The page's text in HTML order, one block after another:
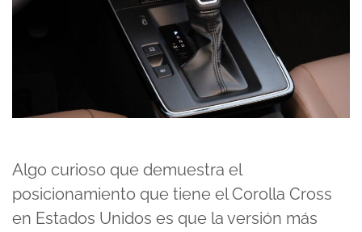
Algo curioso que demuestra el
posicionamiento que tiene el Corolla Cross
en Estados Unidos es que la versión más